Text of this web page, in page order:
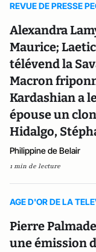
REVUE DE PRESSE
Alexandra
Maurice;
télévend la
Macron
Kardashian a
épouse un
Hidalgo,
Philippine de Belair
1 min de lecture
AGE D'OR DE LA
Pierre
une émission